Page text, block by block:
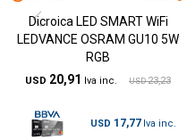
Dicroica LED SMART WiFi
LEDVANCE OSRAM GU10 5W
RGB
USD 20,91 USD 23,23
USD 17,77